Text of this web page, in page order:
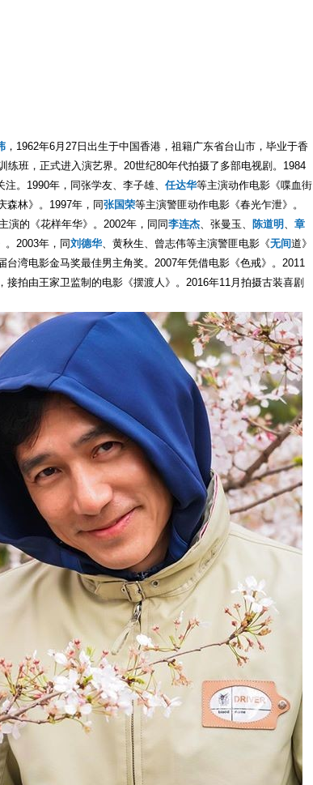
，1962年6月27日出生于中国香港，祖籍广东省台山市，毕业于香
练班，正式进入演艺界。20世纪80年代拍摄了多部电视剧。1984
。1990年，同张学友、李子雄、 任达华等主演动作电影《喋血街
森林》。1997年，同张国荣等主演警匪动作电影《春光乍泄》。
演的《花样年华》。2002年，同同李连杰、张曼玉、 陈道明 、 章
。2003年，同刘德华、黄秋生、曾志伟等主演警匪电影《无间道》
湾电影金马奖最佳男主角奖。2007年凭借电影《色戒》。2011
拍由王家卫监制的电影《摆渡人》。2016年11月拍摄古装喜剧